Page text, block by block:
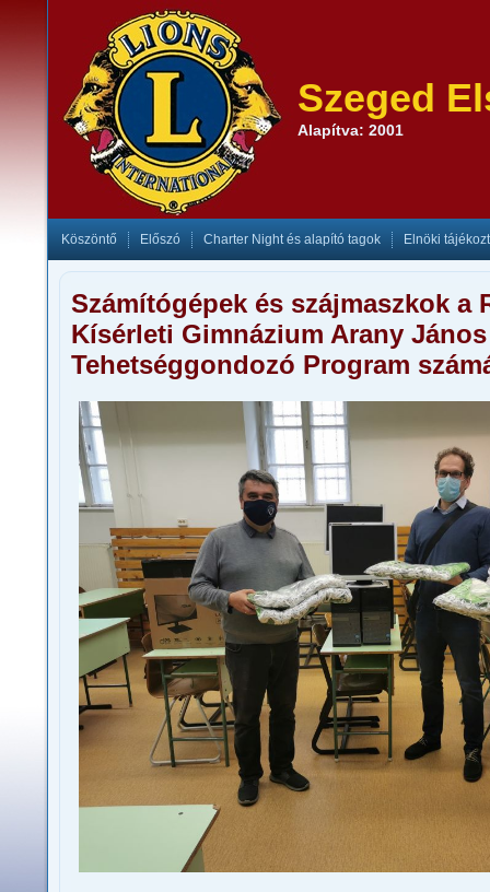
Szeged
Alapítva: 2001
Köszöntő Előszó Charter Night és alapító tagok Elnöki
Számítógépek és szájmaszkok a
Kísérleti Gimnázium Arany János
Tehetséggondozó Program